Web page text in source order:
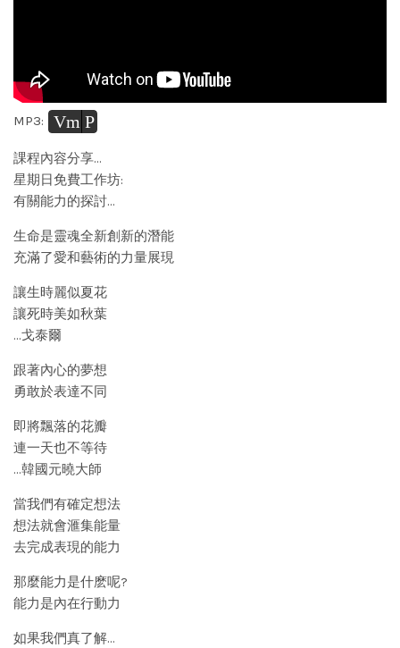
MP3: Vm P
課程內容分享…
星期日免費工作坊:
有關能力的探討…
生命是靈魂全新創新的潛能
充滿了愛和藝術的力量展現
讓生時麗似夏花
讓死時美如秋葉
…戈泰爾
跟著內心的夢想
勇敢於表達不同
即將飄落的花瓣
連一天也不等待
…韓國元曉大師
當我們有確定想法
想法就會滙集能量
去完成表現的能力
那麼能力是什麽呢?
能力是內在行動力
如果我們真了解…